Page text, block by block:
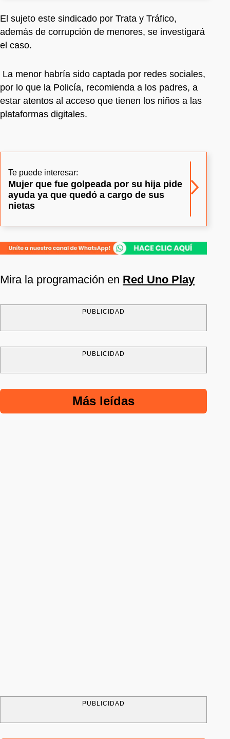
El sujeto este sindicado por Trata y Tráfico,
además de corrupción de menores, se investigará
el caso.
La menor habría sido captada por redes sociales,
por lo que la Policía, recomienda a los padres, a
estar atentos al acceso que tienen los niños a las
plataformas digitales.
Te puede interesar:
Mujer que fue golpeada por su hija pide
ayuda ya que quedó a cargo de sus
nietas
Mira la programación en Red Uno Play
PUBLICIDAD
PUBLICIDAD
Más leídas
PUBLICIDAD